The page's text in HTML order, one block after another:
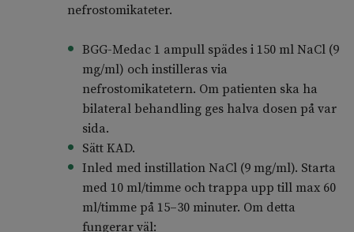
nefrostomikateter.
BGG-Medac 1 ampull spädes i 150 ml NaCl (9
mg/ml) och instilleras via
nefrostomikatetern. Om patienten ska ha
bilateral behandling ges halva dosen på var
sida.
Sätt KAD.
Inled med instillation NaCl (9 mg/ml). Starta
med 10 ml/timme och trappa upp till max 60
ml/timme på 15–30 minuter. Om detta
fungerar väl: